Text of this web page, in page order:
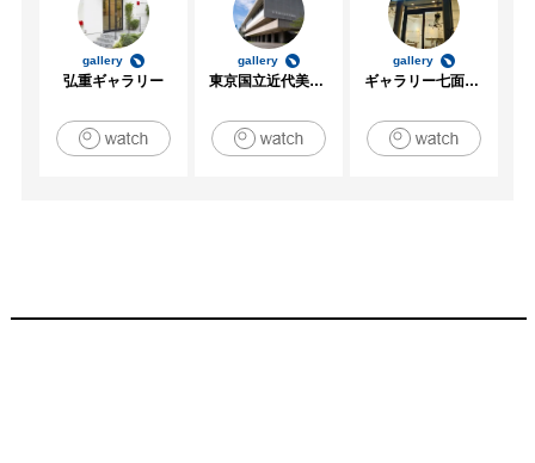
gallery
弘重ギャラリー
gallery
東京国立近代美術館
gallery
ギャラリー七面坂途中